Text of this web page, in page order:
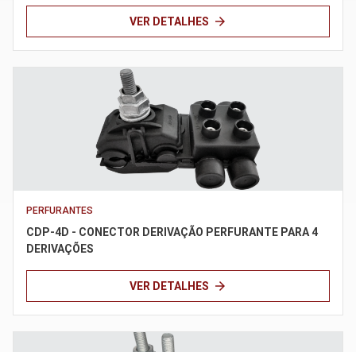
VER DETALHES arrow_forward
PERFURANTES
CDP-4D - CONECTOR DERIVAÇÃO PERFURANTE PARA 4
DERIVAÇÕES
VER DETALHES arrow_forward